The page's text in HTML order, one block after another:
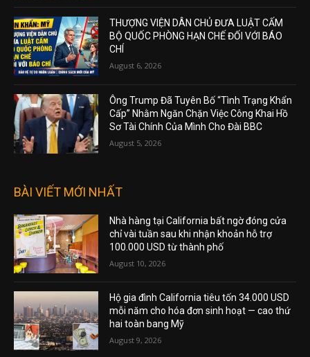
THƯỢNG VIỆN DÂN CHỦ ĐƯA LUẬT CẤM
BỘ QUỐC PHÒNG HẠN CHẾ ĐỐI VỚI BÁO
CHÍ
August 6, 2026
Ông Trump Đã Tuyên Bố “Tình Trạng Khẩn
Cấp” Nhằm Ngăn Chặn Việc Công Khai Hồ
Sơ Tài Chính Của Mình Cho Đài BBC
August 5, 2026
BÀI VIẾT MỚI NHẤT
Nhà hàng tại California bất ngờ đóng cửa
chỉ vài tuần sau khi nhận khoản hỗ trợ
100.000 USD từ thành phố
August 10, 2026
Hộ gia đình California tiêu tốn 34.000 USD
mỗi năm cho hóa đơn sinh hoạt — cao thứ
hai toàn bang Mỹ
August 9, 2026